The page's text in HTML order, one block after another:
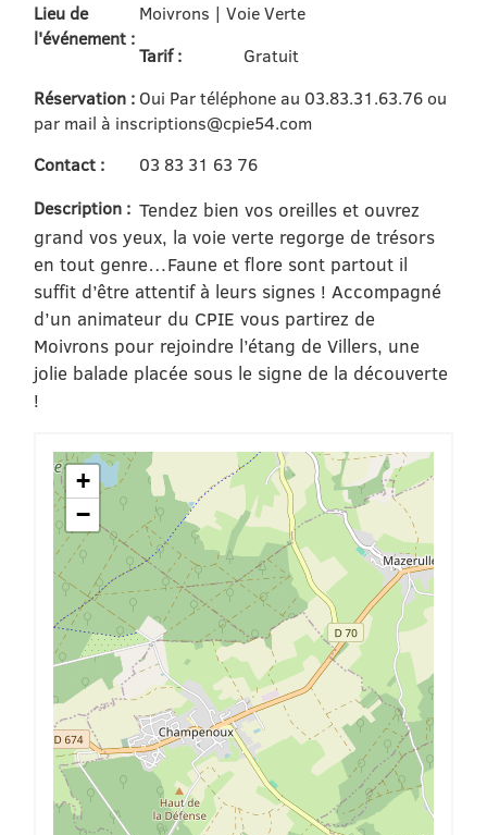
Lieu de
l'événement :
Moivrons | Voie Verte
Tarif :
Gratuit
Réservation : Oui Par téléphone au 03.83.31.63.76 ou
par mail à inscriptions@cpie54.com
Contact :
03 83 31 63 76
Description : Tendez bien vos oreilles et ouvrez
grand vos yeux, la voie verte regorge de trésors
en tout genre…Faune et flore sont partout il
suffit d’être attentif à leurs signes ! Accompagné
d’un animateur du CPIE vous partirez de
Moivrons pour rejoindre l’étang de Villers, une
jolie balade placée sous le signe de la découverte
!
+
−